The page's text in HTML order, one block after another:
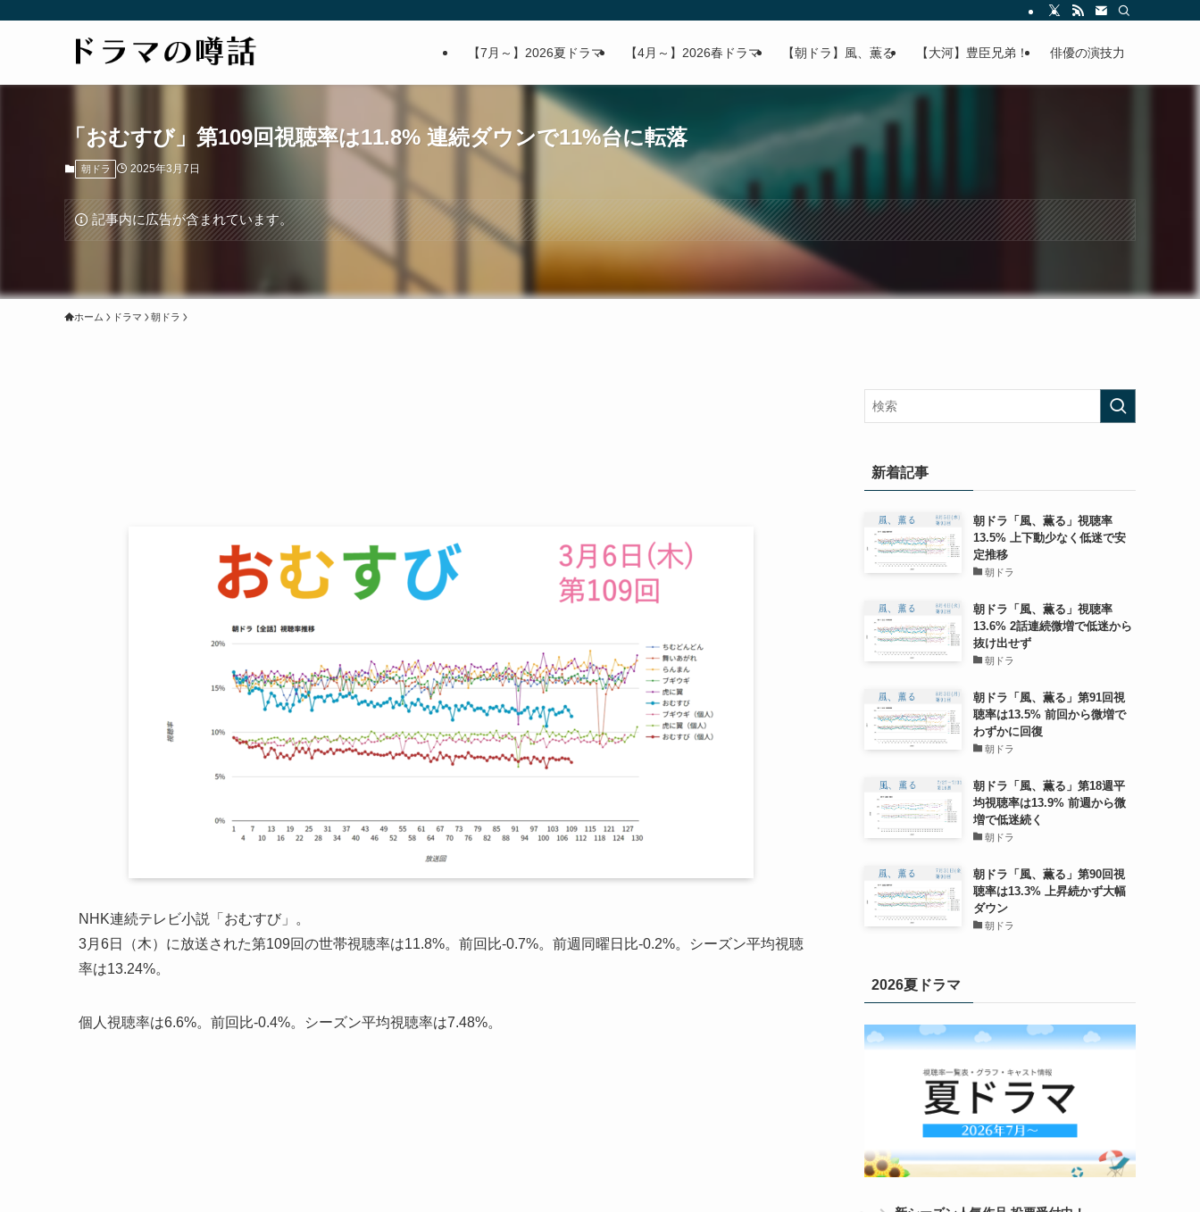
【7月～】2026夏ドラマ 【4月～】2026春ドラマ 【朝ドラ】風、薫る 【大河】豊臣兄弟！ 俳優の演技力
「おむすび」第109回視聴率は11.8% 連続ダウンで11%台に転落
朝ドラ 2025年3月7日
記事内に広告が含まれています。
ホーム ドラマ 朝ドラ
NHK連続テレビ小説「おむすび」。
3月6日（木）に放送された第109回の世帯視聴率は11.8%。前回比-0.7%。前週同曜日比-0.2%。シーズン平均視聴
率は13.24%。
個人視聴率は6.6%。前回比-0.4%。シーズン平均視聴率は7.48%。
新着記事
朝ドラ「風、薫る」視聴率
13.5% 上下動少なく低迷で安
定推移
朝ドラ
朝ドラ「風、薫る」視聴率
13.6% 2話連続微増で低迷から
抜け出せず
朝ドラ
朝ドラ「風、薫る」第91回視
聴率は13.5% 前回から微増で
わずかに回復
朝ドラ
朝ドラ「風、薫る」第18週平
均視聴率は13.9% 前週から微
増で低迷続く
朝ドラ
朝ドラ「風、薫る」第90回視
聴率は13.3% 上昇続かず大幅
ダウン
朝ドラ
2026夏ドラマ